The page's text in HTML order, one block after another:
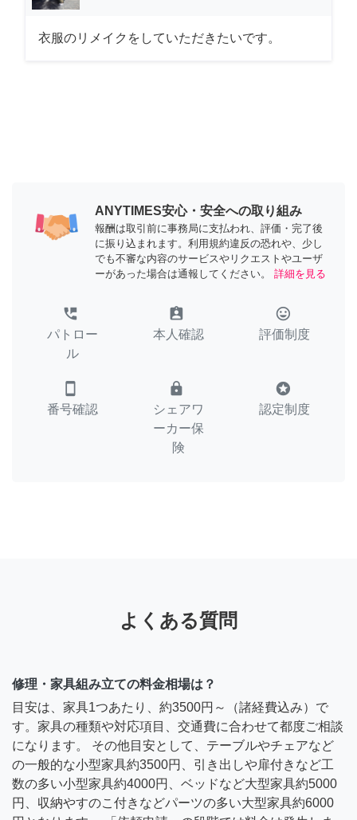
衣服のリメイクをしていただきたいです。
ANYTIMES安心・安全への取り組み
報酬は取引前に事務局に支払われ、評価・完了後
に振り込まれます。利用規約違反の恐れや、少し
でも不審な内容のサービスやリクエストやユーザ
ーがあった場合は通報してください。
詳細を見る
perm_phone_msg
パトロー
ル
assignment_ind
本人確認
tag_faces
評価制度
smartphone
番号確認
lock
シェアワ
ーカー保
険
stars
認定制度
よくある質問
修理・家具組み立ての料金相場は？
目安は、家具1つあたり、約3500円～（諸経費込み）で
す。家具の種類や対応項目、交通費に合わせて都度ご相談
になります。 その他目安として、テーブルやチェアなど
の一般的な小型家具約3500円、引き出しや扉付きなど工
数の多い小型家具約4000円、ベッドなど大型家具約5000
円、収納やすのこ付きなどパーツの多い大型家具約6000